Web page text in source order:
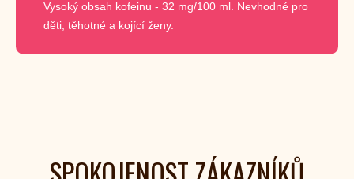
Vysoký obsah kofeinu - 32 mg/100 ml. Nevhodné pro
děti, těhotné a kojící ženy.